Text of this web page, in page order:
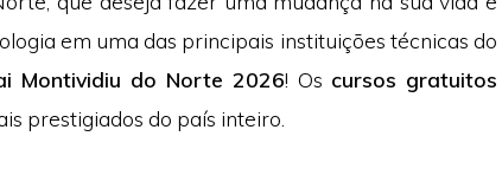
em uma das principais instituições técnicas do
Montividiu do Norte 2026! Os cursos gratuitos
prestigiados do país inteiro.